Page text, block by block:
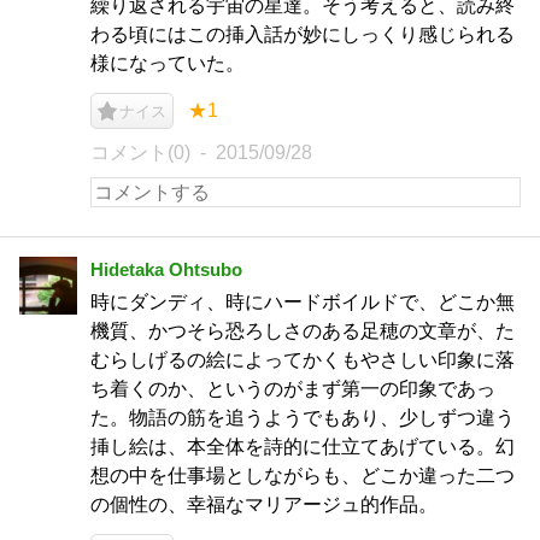
繰り返される宇宙の星達。そう考えると、読み終
わる頃にはこの挿入話が妙にしっくり感じられる
様になっていた。
ナイス ★1
コメント(0) 2015/09/28
Hidetaka Ohtsubo
時にダンディ、時にハードボイルドで、どこか無
機質、かつそら恐ろしさのある足穂の文章が、た
むらしげるの絵によってかくもやさしい印象に落
ち着くのか、というのがまず第一の印象であっ
た。物語の筋を追うようでもあり、少しずつ違う
挿し絵は、本全体を詩的に仕立てあげている。幻
想の中を仕事場としながらも、どこか違った二つ
の個性の、幸福なマリアージュ的作品。